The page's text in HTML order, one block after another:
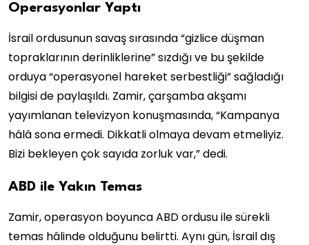
Operasyonlar Yaptı
İsrail ordusunun savaş sırasında “gizlice düşman
topraklarının derinliklerine” sızdığı ve bu şekilde
orduya “operasyonel hareket serbestliği” sağladığı
bilgisi de paylaşıldı. Zamir, çarşamba akşamı
yayımlanan televizyon konuşmasında, “Kampanya
hâlâ sona ermedi. Dikkatli olmaya devam etmeliyiz.
Bizi bekleyen çok sayıda zorluk var,” dedi.
ABD ile Yakın Temas
Zamir, operasyon boyunca ABD ordusu ile sürekli
temas hâlinde olduğunu belirtti. Aynı gün, İsrail dış